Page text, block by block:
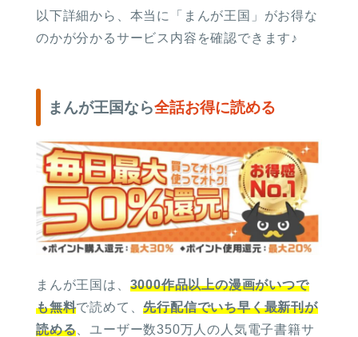
以下詳細から、本当に「まんが王国」がお得な
のかが分かるサービス内容を確認できます♪
まんが王国なら全話お得に読める
まんが王国は、 3000作品以上の漫画がいつで
も無料で読めて、先行配信でいち早く最新刊が
読める 、ユーザー数350万人の人気電子書籍サ